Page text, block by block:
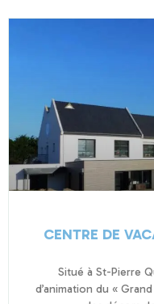
CENTRE DE
Situé à St-Pierre
d’animation du «